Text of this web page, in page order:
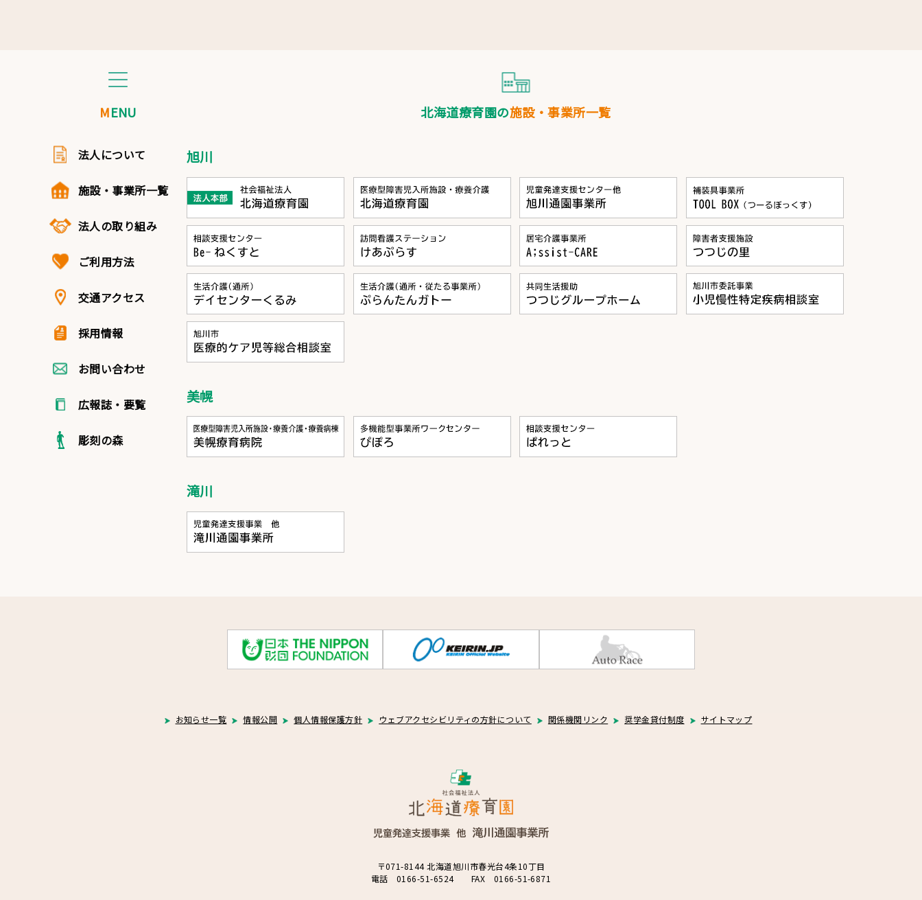
MENU
法人について
施設・事業所一覧
法人の取り組み
ご利用方法
交通アクセス
採用情報
お問い合わせ
広報誌・要覧
彫刻の森
北海道療育園の施設・事業所一覧
旭川
美幌
滝川
お知らせ一覧 情報公開 個人情報保護方針 ウェブアクセシビリティの方針について 関係機関リンク 奨学金貸付制度 サイトマップ
〒071-8144 北海道旭川市春光台4条10丁目
電話 0166-51-6524 FAX 0166-51-6871